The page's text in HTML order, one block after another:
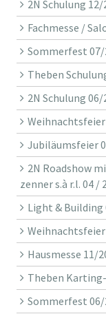
2N Schulung 12/
Fachmesse /
Sommerfest 07/
Theben
2N Schulung 06/
Jubiläumsfeier
2N Roadshow
zenner s.à r.l. 04 /
Light & Building
Hausmesse 11/
Theben
Sommerfest 06/